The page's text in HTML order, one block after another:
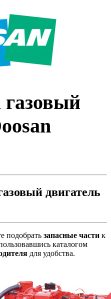
газовый
двигатель
подобрать запасные части к
каталогом
для удобства.